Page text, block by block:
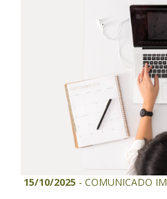
15/10/2025 - COMUNICADO